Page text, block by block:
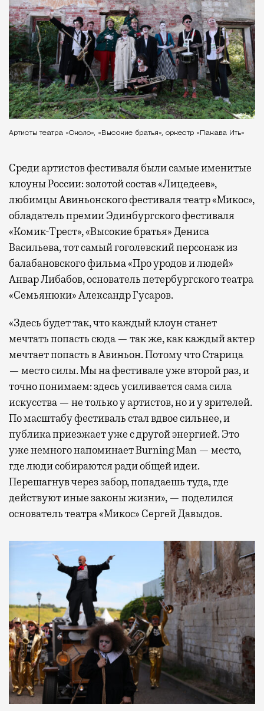
Артисты театра «Около», «Высокие братья», оркестр «Пакава Ить»
Среди артистов фестиваля были самые именитые
клоуны России: золотой состав «Лицедеев»,
любимцы Авиньонского фестиваля театр «Микос»,
обладатель премии Эдинбургского фестиваля
«Комик-Трест», «Высокие братья» Дениса
Васильева, тот самый гоголевский персонаж из
балабановского фильма «Про уродов и людей»
Анвар Либабов, основатель петербургского театра
«Семьянюки» Александр Гусаров.
«Здесь будет так, что каждый клоун станет
мечтать попасть сюда — так же, как каждый актер
мечтает попасть в Авиньон. Потому что Старица
— место силы. Мы на фестивале уже второй раз, и
точно понимаем: здесь усиливается сама сила
искусства — не только у артистов, но и у зрителей.
По масштабу фестиваль стал вдвое сильнее, и
публика приезжает уже с другой энергией. Это
уже немного напоминает Burning Man — место,
где люди собираются ради общей идеи.
Перешагнув через забор, попадаешь туда, где
действуют иные законы жизни», — поделился
основатель театра «Микос» Сергей Давыдов.